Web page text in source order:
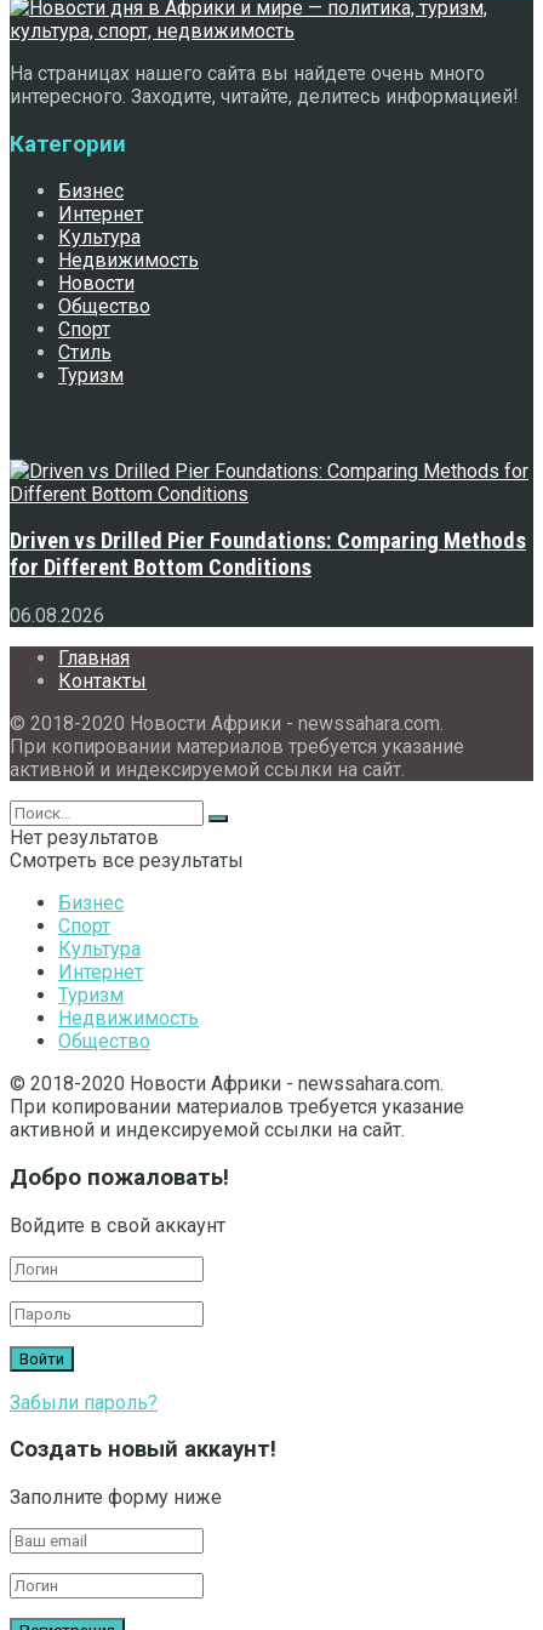
На страницах нашего сайта вы найдете очень много
интересного. Заходите, читайте, делитесь информацией!
Категории
Бизнес
Интернет
Культура
Недвижимость
Новости
Общество
Спорт
Стиль
Туризм
Driven vs Drilled Pier Foundations: Comparing Methods
for Different Bottom Conditions
06.08.2026
Главная
Контакты
© 2018-2020 Новости Африки - newssahara.com.
При копировании материалов требуется указание
активной и индексируемой ссылки на сайт.
Нет результатов
Смотреть все результаты
Бизнес
Спорт
Культура
Интернет
Туризм
Недвижимость
Общество
© 2018-2020 Новости Африки - newssahara.com.
При копировании материалов требуется указание
активной и индексируемой ссылки на сайт.
Добро пожаловать!
Войдите в свой аккаунт
Забыли пароль?
Создать новый аккаунт!
Заполните форму ниже